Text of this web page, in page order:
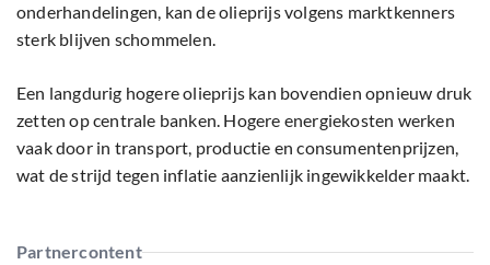
onderhandelingen, kan de olieprijs volgens marktkenners
sterk blijven schommelen.
Een langdurig hogere olieprijs kan bovendien opnieuw druk
zetten op centrale banken. Hogere energiekosten werken
vaak door in transport, productie en consumentenprijzen,
wat de strijd tegen inflatie aanzienlijk ingewikkelder maakt.
Partnercontent